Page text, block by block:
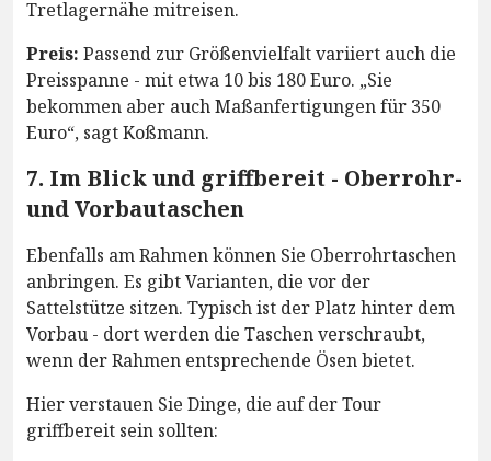
Tretlagernähe mitreisen.
Preis: Passend zur Größenvielfalt variiert auch die
Preisspanne - mit etwa 10 bis 180 Euro. „Sie
bekommen aber auch Maßanfertigungen für 350
Euro“, sagt Koßmann.
7. Im Blick und griffbereit - Oberrohr-
und Vorbautaschen
Ebenfalls am Rahmen können Sie Oberrohrtaschen
anbringen. Es gibt Varianten, die vor der
Sattelstütze sitzen. Typisch ist der Platz hinter dem
Vorbau - dort werden die Taschen verschraubt,
wenn der Rahmen entsprechende Ösen bietet.
Hier verstauen Sie Dinge, die auf der Tour
griffbereit sein sollten: